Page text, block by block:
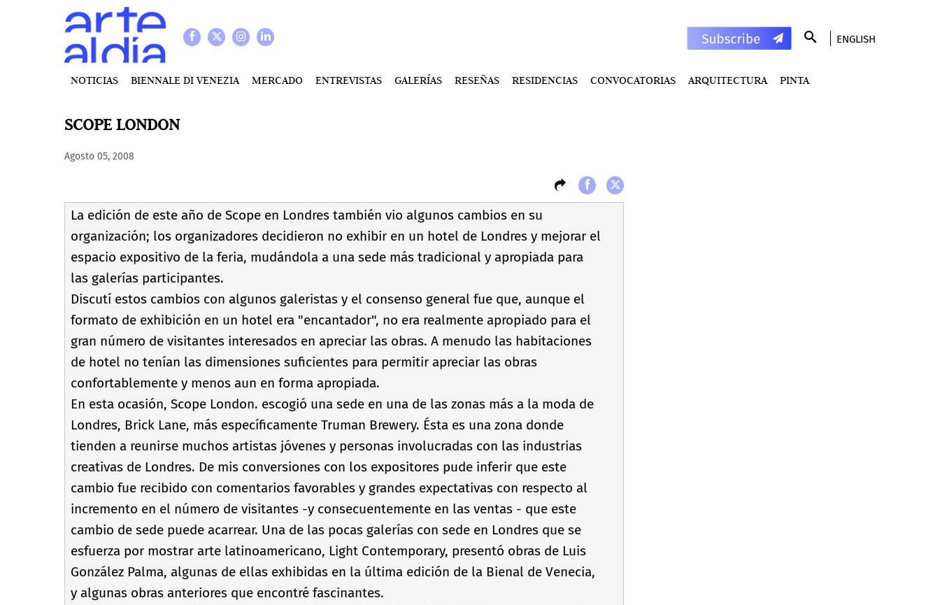
ENGLISH
NOTICIAS BIENNALE DI VENEZIA MERCADO ENTREVISTAS GALERÍAS RESEÑAS RESIDENCIAS CONVOCATORIAS ARQUITECTURA PINTA
SCOPE LONDON
Agosto 05, 2008
La edición de este año de Scope en Londres también vio algunos cambios en su
organización; los organizadores decidieron no exhibir en un hotel de Londres y mejorar el
espacio expositivo de la feria, mudándola a una sede más tradicional y apropiada para
las galerí­as participantes.
Discutí­ estos cambios con algunos galeristas y el consenso general fue que, aunque el
formato de exhibición en un hotel era "encantador", no era realmente apropiado para el
gran número de visitantes interesados en apreciar las obras. A menudo las habitaciones
de hotel no tení­an las dimensiones suficientes para permitir apreciar las obras
confortablemente y menos aun en forma apropiada.
En esta ocasión, Scope London. escogió una sede en una de las zonas más a la moda de
Londres, Brick Lane, más especí­ficamente Truman Brewery. Ésta es una zona donde
tienden a reunirse muchos artistas jóvenes y personas involucradas con las industrias
creativas de Londres. De mis conversiones con los expositores pude inferir que este
cambio fue recibido con comentarios favorables y grandes expectativas con respecto al
incremento en el número de visitantes -y consecuentemente en las ventas - que este
cambio de sede puede acarrear. Una de las pocas galerí­as con sede en Londres que se
esfuerza por mostrar arte latinoamericano, Light Contemporary, presentó obras de Luis
González Palma, algunas de ellas exhibidas en la última edición de la Bienal de Venecia,
y algunas obras anteriores que encontré fascinantes.